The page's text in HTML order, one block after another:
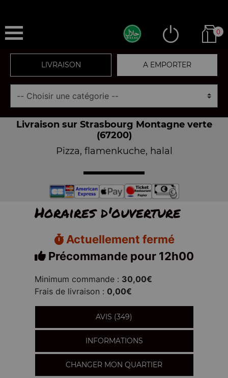
0
LIVRAISON A EMPORTER
Livraison sur Strasbourg Montagne verte
(67200)
Pizza, flamenkuche, halal
Horaires d'ouverture
Actuellement fermé
Précommande pour 12h00
Minimum commande : 30,00€
Frais de livraison : 0,00€
AVIS (349)
INFORMATIONS
CHANGER MON QUARTIER